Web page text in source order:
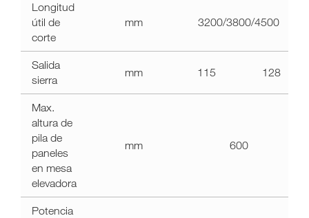
Longitud
útil de
corte
mm 3200/3800/4500
Salida
sierra
mm 115 128
Max.
altura de
pila de
paneles
en mesa
elevadora
mm 600
Potencia